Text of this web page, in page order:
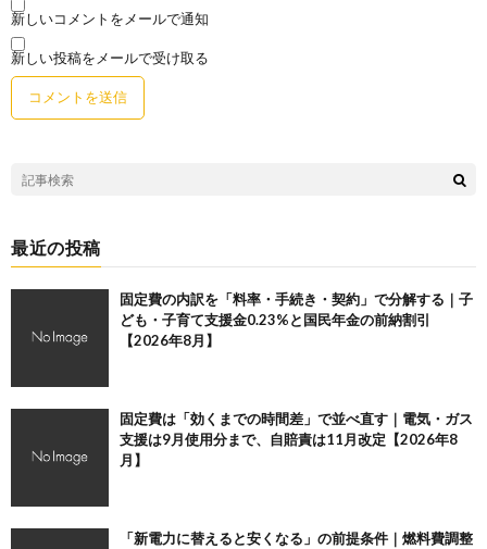
新しいコメントをメールで通知
新しい投稿をメールで受け取る
最近の投稿
固定費の内訳を「料率・手続き・契約」で分解する｜子
ども・子育て支援金0.23%と国民年金の前納割引
【2026年8月】
固定費は「効くまでの時間差」で並べ直す｜電気・ガス
支援は9月使用分まで、自賠責は11月改定【2026年8
月】
「新電力に替えると安くなる」の前提条件｜燃料費調整